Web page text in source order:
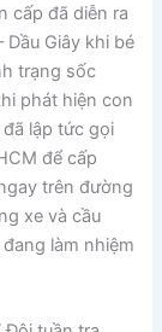
cấp đã diễn ra
Giây khi bé
trạng sốc
phát hiện con
lập tức gọi
để cấp
trên đường
xe và cầu
làm nhiệm